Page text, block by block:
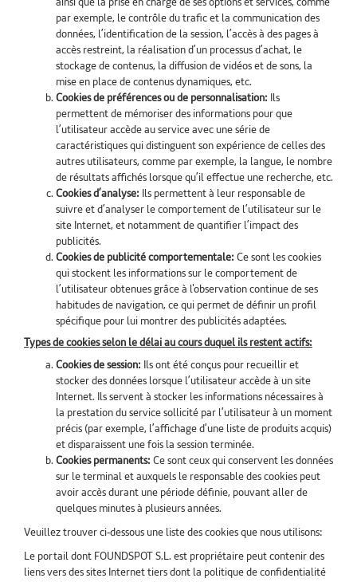
par exemple, le contrôle du trafic et la communication des
données, l’identification de la session, l’accès à des pages à
accès restreint, la réalisation d’un processus d’achat, le
stockage de contenus, la diffusion de vidéos et de sons, la
mise en place de contenus dynamiques, etc.
Cookies de préférences ou de personnalisation: Ils
permettent de mémoriser des informations pour que
l’utilisateur accède au service avec une série de
caractéristiques qui distinguent son expérience de celles des
autres utilisateurs, comme par exemple, la langue, le nombre
de résultats affichés lorsque qu’il effectue une recherche, etc.
Cookies d’analyse: Ils permettent à leur responsable de
suivre et d’analyser le comportement de l’utilisateur sur le
site Internet, et notamment de quantifier l’impact des
publicités.
Cookies de publicité comportementale: Ce sont les cookies
qui stockent les informations sur le comportement de
l’utilisateur obtenues grâce à l'observation continue de ses
habitudes de navigation, ce qui permet de définir un profil
spécifique pour lui montrer des publicités adaptées.
Types de cookies selon le délai au cours duquel ils restent actifs:
Cookies de session: Ils ont été conçus pour recueillir et
stocker des données lorsque l’utilisateur accède à un site
Internet. Ils servent à stocker les informations nécessaires à
la prestation du service sollicité par l’utilisateur à un moment
précis (par exemple, l’affichage d’une liste de produits acquis)
et disparaissent une fois la session terminée.
Cookies permanents: Ce sont ceux qui conservent les données
sur le terminal et auxquels le responsable des cookies peut
avoir accès durant une période définie, pouvant aller de
quelques minutes à plusieurs années.
Veuillez trouver ci-dessous une liste des cookies que nous utilisons:
Le portail dont FOUNDSPOT S.L. est propriétaire peut contenir des
liens vers des sites Internet tiers dont la politique de confidentialité